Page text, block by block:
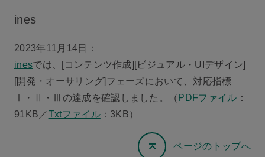
ines
2023年11月14日：
inesでは、[コンテンツ作成][ビジュアル・UIデザイン]
[開発・オーサリング]フェーズにおいて、対応指標
Ⅰ・Ⅱ・Ⅲの達成を確認しました。（ PDFファイル ：
91KB／Txtファイル：3KB）
ページのトップへ